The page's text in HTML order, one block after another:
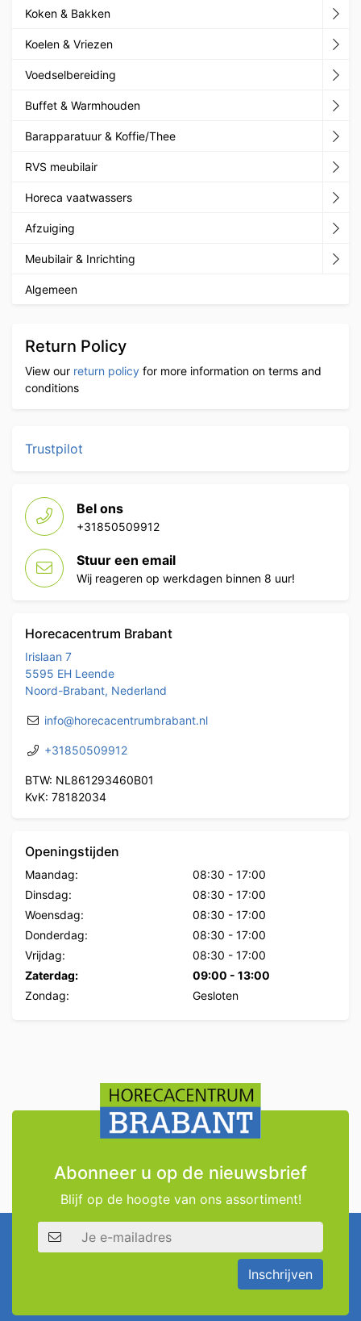
Koken & Bakken
Koelen & Vriezen
Voedselbereiding
Buffet & Warmhouden
Barapparatuur & Koffie/Thee
RVS meubilair
Horeca vaatwassers
Afzuiging
Meubilair & Inrichting
Algemeen
Return Policy
View our return policy for more information on terms and
conditions
Trustpilot
Bel ons
+31850509912
Stuur een email
Wij reageren op werkdagen binnen 8 uur!
Horecacentrum Brabant
Irislaan 7
5595 EH Leende
Noord-Brabant, Nederland
info@horecacentrumbrabant.nl
+31850509912
BTW: NL861293460B01
KvK: 78182034
Openingstijden
Maandag: 08:30 - 17:00
Dinsdag:
08:30 - 17:00
Woensdag:
08:30 - 17:00
Donderdag:
08:30 - 17:00
Vrijdag:
08:30 - 17:00
Zaterdag:
09:00 - 13:00
Zondag:
Gesloten
Abonneer u op de nieuwsbrief
Blijf op de hoogte van ons assortiment!
E-mailadres
Inschrijven